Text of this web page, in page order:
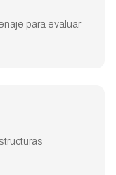
para evaluar